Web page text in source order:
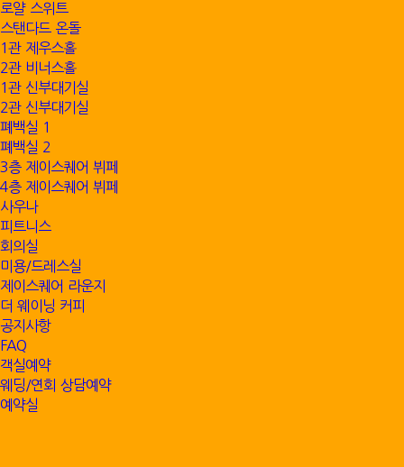
로얄 스위트
스탠다드 온돌
1관 제우스홀
2관 비너스홀
1관 신부대기실
2관 신부대기실
폐백실 1
폐백실 2
3층 제이스퀘어 뷔페
4층 제이스퀘어 뷔페
사우나
피트니스
회의실
미용/드레스실
제이스퀘어 라운지
더 웨이닝 커피
공지사항
FAQ
객실예약
웨딩/연회 상담예약
예약실